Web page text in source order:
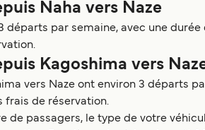
Naha vers Naze
départs par semaine, avec une
Kagoshima vers
vers Naze ont environ 3 départs
frais de réservation.
de passagers, le type de votre